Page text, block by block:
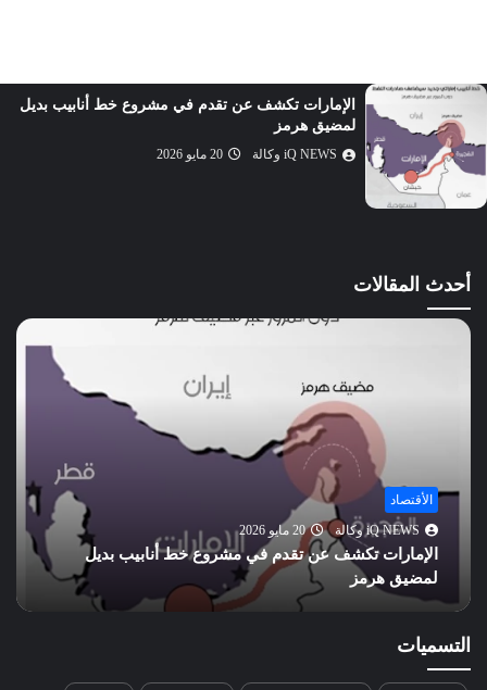
الماعون
الكوثر
الكافرون
النصر
المسد
الفلق
الناس
الإمارات تكشف عن تقدم في مشروع خط أنابيب بديل
لمضيق هرمز
iQ NEWS وكالة 20 مايو 2026
أحدث المقالات
الأقتصاد
iQ NEWS وكالة
20 مايو 2026
الإمارات تكشف عن تقدم في مشروع خط أنابيب بديل
لمضيق هرمز
التسميات